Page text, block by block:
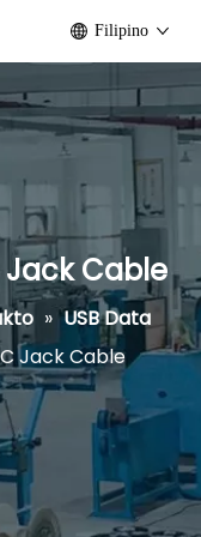
Filipino
Cable
» USB Data
Jack Cable